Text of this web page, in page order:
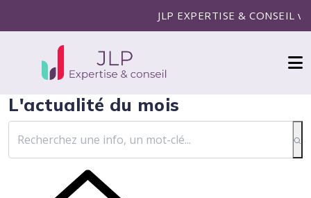
JLP EXPERTISE & CONSEIL
L'actualité du mois